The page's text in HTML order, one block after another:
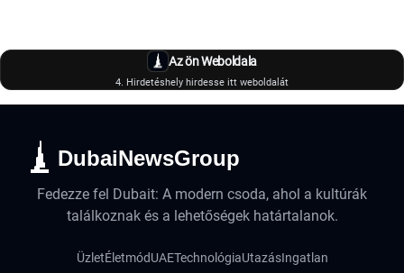
Az ön Weboldala
4. Hirdetéshely hirdesse itt weboldalát
DubaiNewsGroup
Fedezze fel Dubait: A modern csoda, ahol a kultúrák
találkoznak és a lehetőségek határtalanok.
ÜzletÉletmódUAETechnológiaUtazásIngatlan